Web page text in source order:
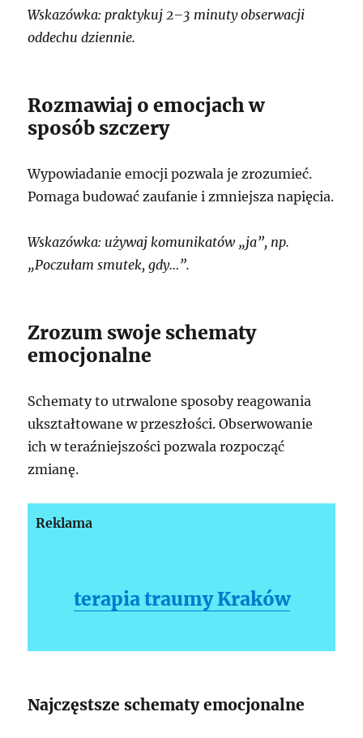
Wskazówka: praktykuj 2–3 minuty obserwacji
oddechu dziennie.
Rozmawiaj o emocjach w
sposób szczery
Wypowiadanie emocji pozwala je zrozumieć.
Pomaga budować zaufanie i zmniejsza napięcia.
Wskazówka: używaj komunikatów „ja”, np.
„Poczułam smutek, gdy…”.
Zrozum swoje schematy
emocjonalne
Schematy to utrwalone sposoby reagowania
ukształtowane w przeszłości. Obserwowanie
ich w teraźniejszości pozwala rozpocząć
zmianę.
Reklama
terapia traumy Kraków
Najczęstsze schematy emocjonalne